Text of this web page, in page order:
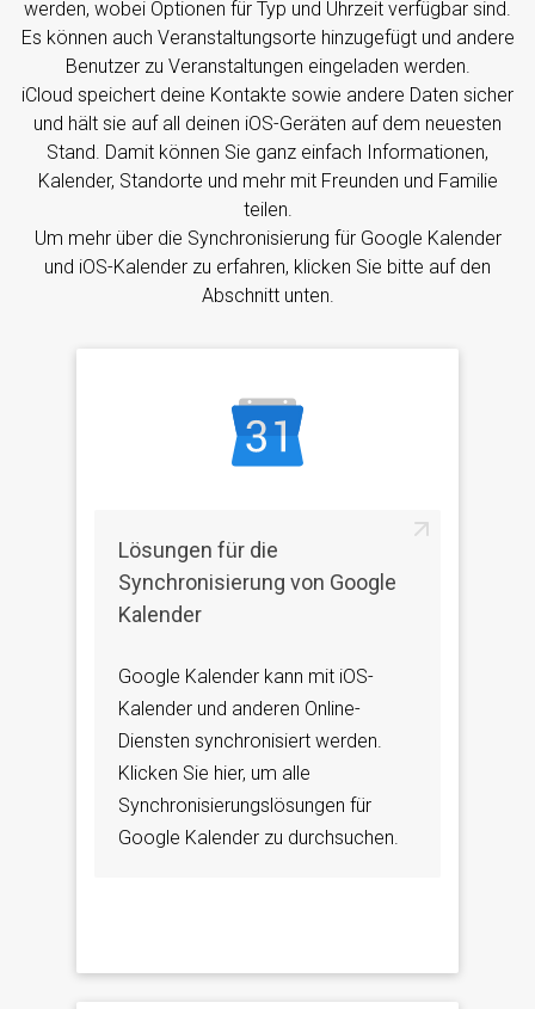
werden, wobei Optionen für Typ und Uhrzeit verfügbar sind.
Es können auch Veranstaltungsorte hinzugefügt und andere
Benutzer zu Veranstaltungen eingeladen werden.
iCloud speichert deine Kontakte sowie andere Daten sicher
und hält sie auf all deinen iOS-Geräten auf dem neuesten
Stand. Damit können Sie ganz einfach Informationen,
Kalender, Standorte und mehr mit Freunden und Familie
teilen.
Um mehr über die Synchronisierung für Google Kalender
und iOS-Kalender zu erfahren, klicken Sie bitte auf den
Abschnitt unten.
Lösungen für die
Synchronisierung von Google
Kalender
Google Kalender kann mit iOS-
Kalender und anderen Online-
Diensten synchronisiert werden.
Klicken Sie hier, um alle
Synchronisierungslösungen für
Google Kalender zu durchsuchen.